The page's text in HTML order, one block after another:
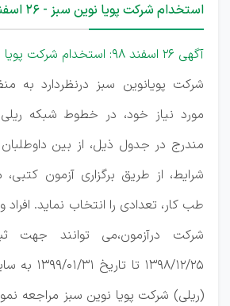
استخدام شرکت پویا نوین سبز - 26 اسفند 98
آگهی 26 اسفند 98: استخدام شرکت پویا نوین سبز
شرکت پویانوین سبز درنظردارد به
مورد نیاز خود، در خطوط شبکه
مندرج در جدول ذیل، از بین
شرایط، از طریق برگزاری آزمون
طب کار، تعدادی را انتخاب نماید.
شرکت درآزمون،می توانند جهت
۱۳۹۸/۱۲/۲۵
(ریلی) شرکت پویا نوین سبز مراجعه